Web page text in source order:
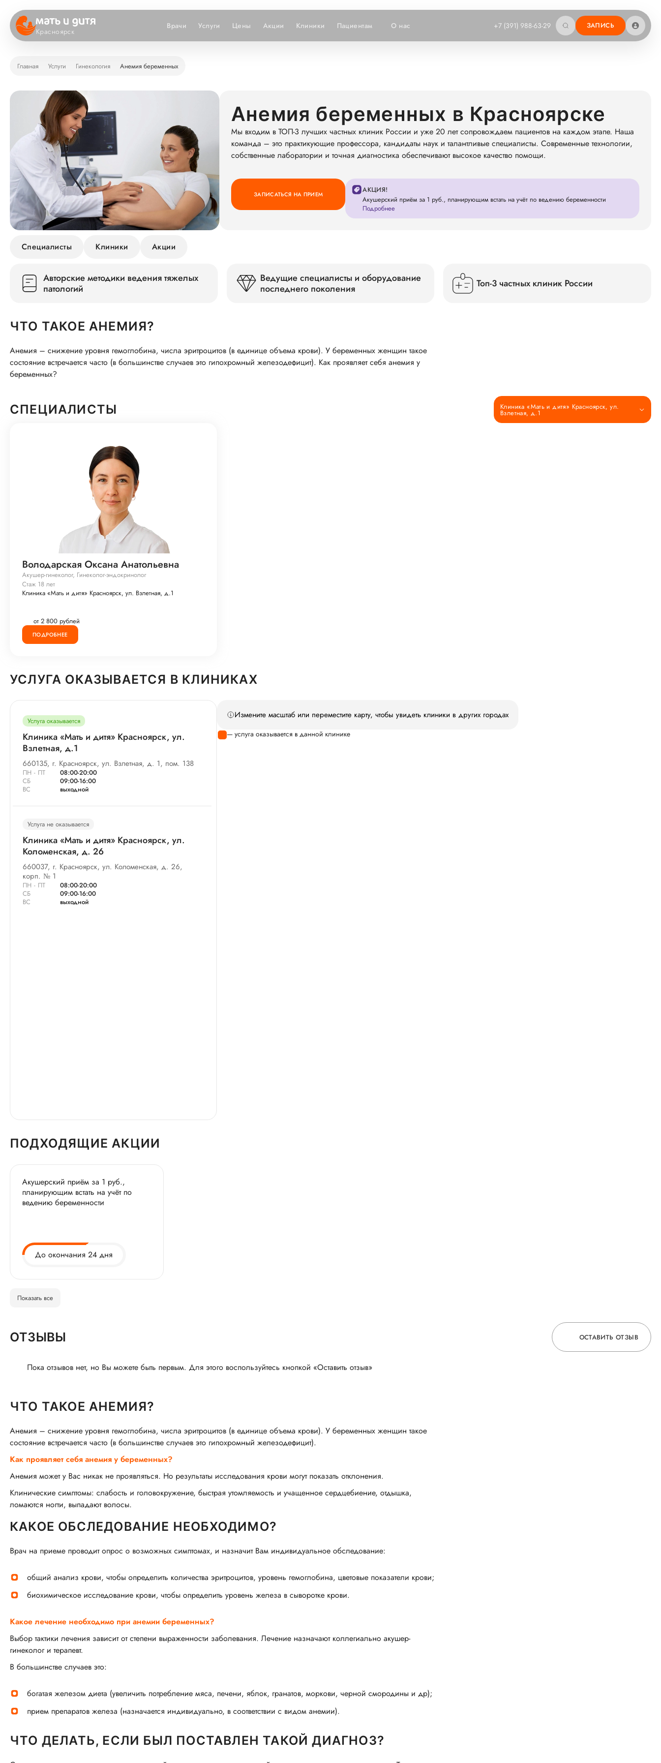
Красноярск
Врачи Услуги Цены Акции Клиники Пациентам О нас +7 (391) 988-63-29 ЗАПИСЬ
Главная Услуги Гинекология Анемия беременных
Анемия беременных в Красноярске
Мы входим в ТОП-3 лучших частных клиник России и уже 20 лет сопровождаем пациентов на каждом этапе. Наша
команда – это практикующие профессора, кандидаты наук и талантливые специалисты. Современные технологии,
собственные лаборатории и точная диагностика обеспечивают высокое качество помощи.
ЗАПИСАТЬСЯ НА ПРИЕМ
АКЦИЯ!
Акушерский приём за 1 руб., планирующим встать на учёт по ведению беременности
Подробнее
Специалисты Клиники Акции
Авторские методики ведения тяжелых
патологий
Ведущие специалисты и оборудование
последнего поколения
Топ-3 частных клиник России
ЧТО ТАКОЕ АНЕМИЯ?
Анемия – снижение уровня гемоглобина, числа эритроцитов (в единице объема крови). У беременных женщин такое
состояние встречается часто (в большинстве случаев это гипохромный железодефицит). Как проявляет себя анемия у
беременных?
СПЕЦИАЛИСТЫ Клиника «Мать и дитя» Красноярск, ул.
Взлетная, д.1
Володарская Оксана Анатольевна
Акушер-гинеколог, Гинеколог-эндокринолог
Стаж 18 лет
Клиника «Мать и дитя» Красноярск, ул. Взлетная, д.1
от 2 800 рублей
ПОДРОБНЕЕ
УСЛУГА ОКАЗЫВАЕТСЯ В КЛИНИКАХ
Услуга оказывается
Клиника «Мать и дитя» Красноярск, ул.
Взлетная, д.1
660135, г. Красноярск, ул. Взлетная, д. 1, пом. 138
ПН - ПТ
08:00-20:00
СБ
09:00-16:00
ВС
выходной
Услуга не оказывается
Клиника «Мать и дитя» Красноярск, ул.
Коломенская, д. 26
660037, г. Красноярск, ул. Коломенская, д. 26,
корп. № 1
ПН - ПТ
08:00-20:00
СБ
09:00-16:00
ВС
выходной
Измените масштаб или переместите карту, чтобы увидеть клиники в других городах
— услуга оказывается в данной клинике
ПОДХОДЯЩИЕ АКЦИИ
Акушерский приём за 1 руб.,
планирующим встать на учёт по
ведению беременности
До окончания 24 дня
Показать все
ОТЗЫВЫ ОСТАВИТЬ ОТЗЫВ
Пока отзывов нет, но Вы можете быть первым. Для этого воспользуйтесь кнопкой «Оставить отзыв»
ЧТО ТАКОЕ АНЕМИЯ?
Анемия – снижение уровня гемоглобина, числа эритроцитов (в единице объема крови). У беременных женщин такое
состояние встречается часто (в большинстве случаев это гипохромный железодефицит).
Как проявляет себя анемия у беременных?
Анемия может у Вас никак не проявляться. Но результаты исследования крови могут показать отклонения.
Клинические симптомы: слабость и головокружение, быстрая утомляемость и учащенное сердцебиение, отдышка,
ломаются ногти, выпадают волосы.
КАКОЕ ОБСЛЕДОВАНИЕ НЕОБХОДИМО?
Врач на приеме проводит опрос о возможных симптомах, и назначит Вам индивидуальное обследование:
общий анализ крови, чтобы определить количества эритроцитов, уровень гемоглобина, цветовые показатели крови;
биохимическое исследование крови, чтобы определить уровень железа в сыворотке крови.
Какое лечение необходимо при анемии беременных?
Выбор тактики лечения зависит от степени выраженности заболевания. Лечение назначают коллегиально акушер-
гинеколог и терапевт.
В большинстве случаев это:
богатая железом диета (увеличить потребление мяса, печени, яблок, гранатов, моркови, черной смородины и др);
прием препаратов железа (назначается индивидуально, в соответствии с видом анемии).
ЧТО ДЕЛАТЬ, ЕСЛИ БЫЛ ПОСТАВЛЕН ТАКОЙ ДИАГНОЗ?